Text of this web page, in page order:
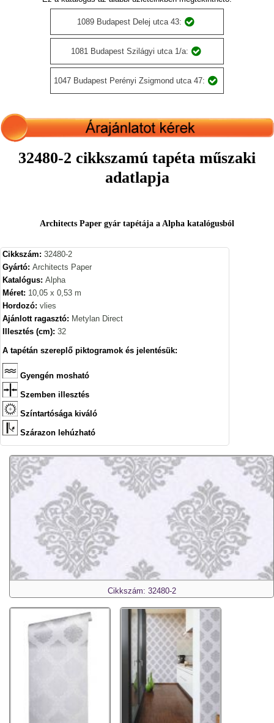
1089 Budapest Delej utca 43:
1081 Budapest Szilágyi utca 1/a:
1047 Budapest Perényi Zsigmond utca 47:
32480-2 cikkszamú tapéta műszaki
adatlapja
Architects Paper gyár tapétája a Alpha katalógusból
Cikkszám: 32480-2
Gyártó: Architects Paper
Katalógus: Alpha
Méret: 10,05 x 0,53 m
Hordozó: vlies
Ajánlott ragasztó: Metylan Direct
Illesztés (cm): 32
A tapétán szereplő piktogramok és jelentésük:
Gyengén mosható
Szemben illesztés
Színtartósága kiváló
Szárazon lehúzható
Cikkszám: 32480-2